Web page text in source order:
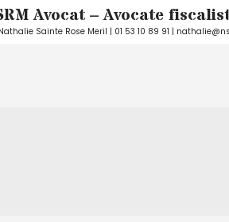
Avocat – Avocate
Sainte Rose Meril | 01 53 10 89 91 |